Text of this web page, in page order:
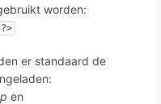
worden:
er standaard de
en